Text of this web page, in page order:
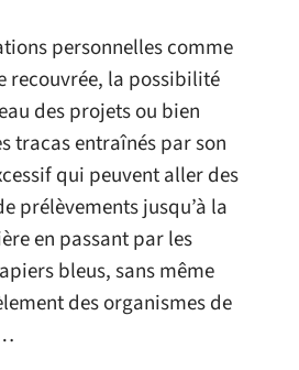
personnelles comme
recouvrée, la possibilité
des projets ou bien
tracas entraînés par son
qui peuvent aller des
prélèvements jusqu’à la
en passant par les
bleus, sans même
des organismes de